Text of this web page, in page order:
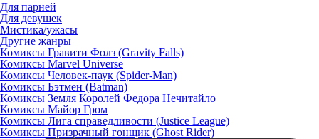
Для парней
Для девушек
Мистика/ужасы
Другие жанры
Комиксы Гравити Фолз (Gravity Falls)
Комиксы Marvel Universe
Комиксы Человек-паук (Spider-Man)
Комиксы Бэтмен (Batman)
Комиксы Земля Королей Федора Нечитайло
Комиксы Майор Гром
Комиксы Лига справедливости (Justice League)
Комиксы Призрачный гонщик (Ghost Rider)